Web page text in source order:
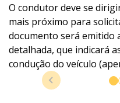
O condutor deve se
mais próximo para
documento será emitido
detalhada, que indicará
condução do veículo